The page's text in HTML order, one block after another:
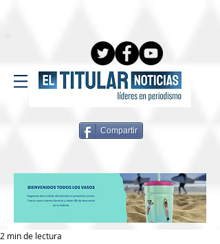
Compartir
2 min de lectura